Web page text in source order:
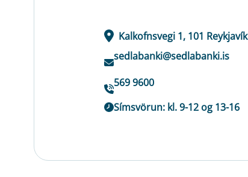
Kalkofnsvegi 1, 101 Reykjavík
sedlabanki@sedlabanki.is
569 9600
Símsvörun: kl. 9-12 og 13-16